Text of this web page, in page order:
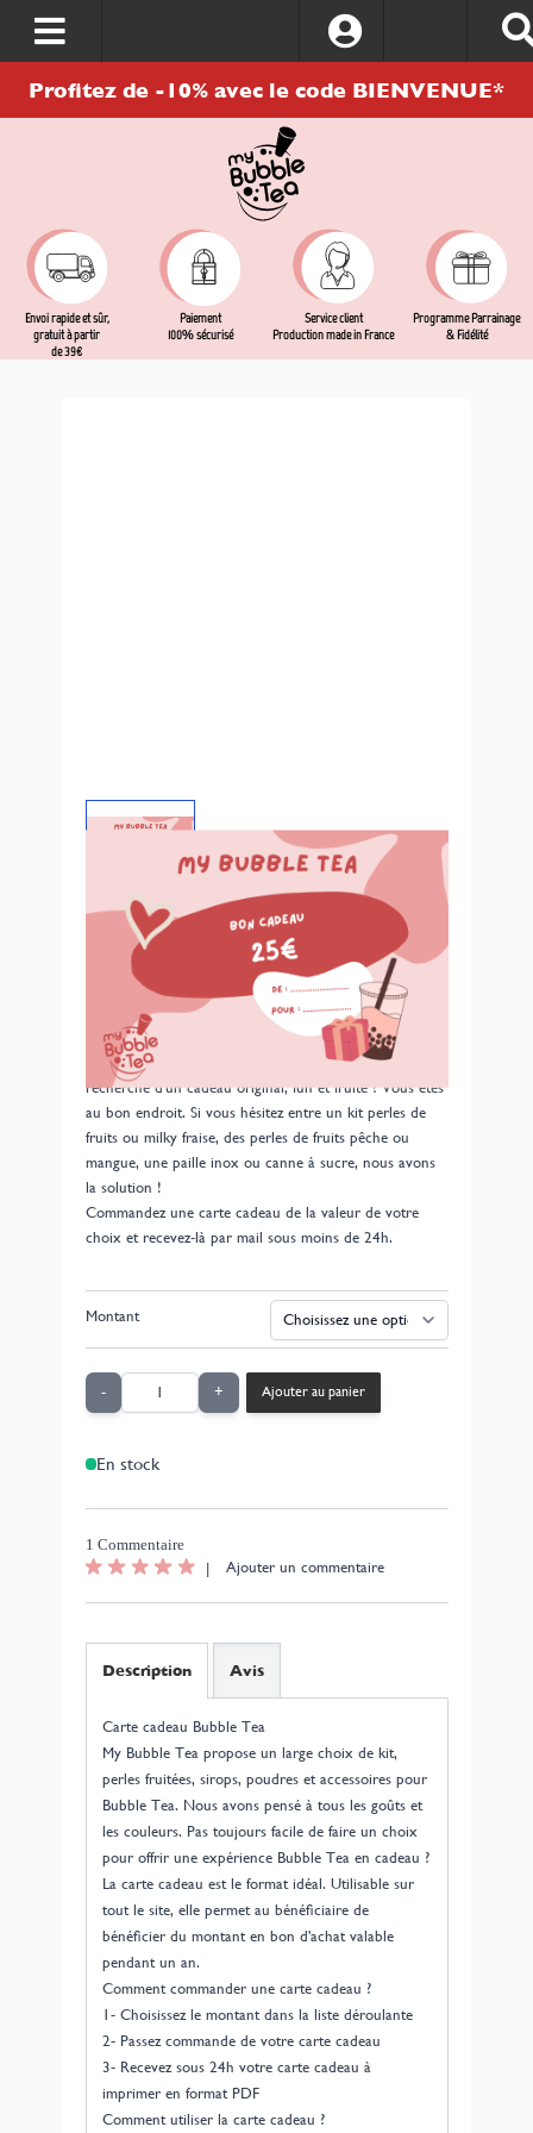
Profitez de -10% avec le code BIENVENUE*
Envoi rapide et sûr,
gratuit à partir
de 39€
Paiement
100% sécurisé
Service client
Production made in France
Programme Parrainage
& Fidélité
S’identifier
Carte Cadeau Bubble Tea - à partir
de 25€
À partir de 25,00 €TTC
Carte Cadeau Bubble Tea
- Vous êtes à la
recherche d'un cadeau original, fun et fruité ? Vous êtes
au bon endroit. Si vous hésitez entre un kit perles de
fruits ou milky fraise, des perles de fruits pêche ou
mangue, une paille inox ou canne à sucre, nous avons
la solution !
Commandez une carte cadeau de la valeur de votre
choix et recevez-là par mail sous moins de 24h.
Montant
Quantité
- + Ajouter au panier
En stock
1 Commentaire
|
Ajouter un commentaire
Description Avis
Carte cadeau Bubble Tea
My Bubble Tea propose un large choix de kit,
perles fruitées, sirops, poudres et accessoires pour
Bubble Tea. Nous avons pensé à tous les goûts et
les couleurs. Pas toujours facile de faire un choix
pour offrir une expérience Bubble Tea en cadeau ?
La carte cadeau est le format idéal. Utilisable sur
tout le site, elle permet au bénéficiaire de
bénéficier du montant en bon d'achat valable
pendant un an.
Comment commander une carte cadeau ?
1- Choisissez le montant dans la liste déroulante
2- Passez commande de votre carte cadeau
3- Recevez sous 24h votre carte cadeau à
imprimer en format PDF
Comment utiliser la carte cadeau ?